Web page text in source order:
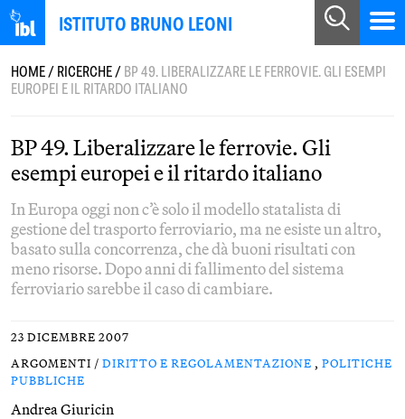
ISTITUTO BRUNO LEONI
HOME/RICERCHE/BP 49. LIBERALIZZARE LE FERROVIE. GLI ESEMPI
EUROPEI E IL RITARDO ITALIANO
BP 49. Liberalizzare le ferrovie. Gli
esempi europei e il ritardo italiano
In Europa oggi non c’è solo il modello statalista di
gestione del trasporto ferroviario, ma ne esiste un altro,
basato sulla concorrenza, che dà buoni risultati con
meno risorse. Dopo anni di fallimento del sistema
ferroviario sarebbe il caso di cambiare.
23 DICEMBRE 2007
ARGOMENTI / DIRITTO E REGOLAMENTAZIONE , POLITICHE
PUBBLICHE
Andrea Giuricin